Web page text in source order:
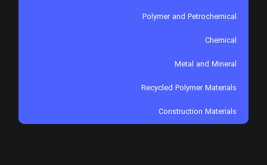
Polymer and Petrochemical
Chemical
Metal and Mineral
Recycled Polymer Materials
Construction Materials